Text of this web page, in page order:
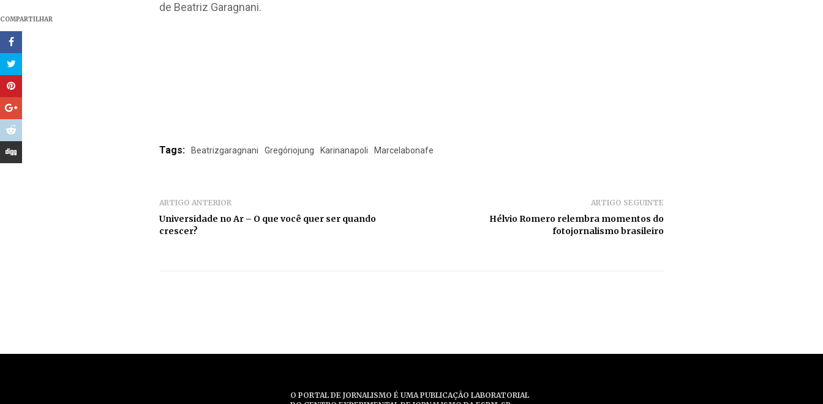
COMPARTILHAR
de Beatriz Garagnani.
Tags: Beatrizgaragnani Gregóriojung Karinanapoli Marcelabonafe
ARTIGO ANTERIOR
Universidade no Ar – O que você quer ser quando
crescer?
ARTIGO SEGUINTE
Hélvio Romero relembra momentos do
fotojornalismo brasileiro
O PORTAL DE JORNALISMO É UMA PUBLICAÇÃO LABORATORIAL